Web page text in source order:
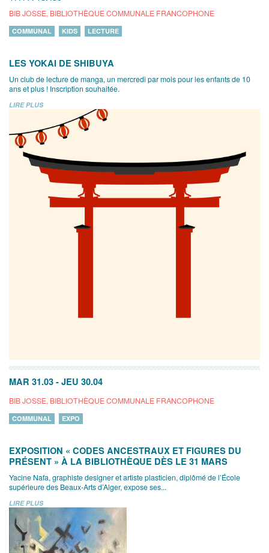
BIB JOSSE, BIBLIOTHÈQUE COMMUNALE FRANCOPHONE
COMMUNAL KIDS LECTURE
LES YOKAI DE SHIBUYA
Un club de lecture de manga, un mercredi par mois pour les enfants de 10
ans et plus ! Inscription souhaitée.
LIRE PLUS
MAR 31.03 - JEU 30.04
BIB JOSSE, BIBLIOTHÈQUE COMMUNALE FRANCOPHONE
COMMUNAL EXPO
EXPOSITION « CODES ANCESTRAUX ET FIGURES DU
PRÉSENT » À LA BIBLIOTHÈQUE DÈS LE 31 MARS
Yacine Nafa, graphiste designer et artiste plasticien, diplômé de l’École
supérieure des Beaux-Arts d’Alger, expose ses...
LIRE PLUS